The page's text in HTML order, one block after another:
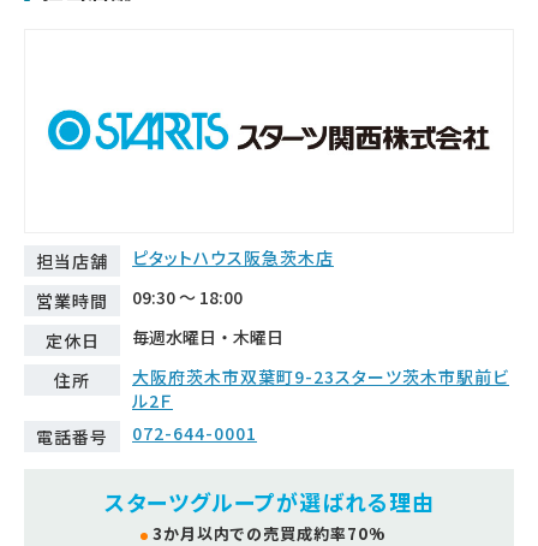
担当店舗
ピタットハウス阪急茨木店
営業時間
09:30 ～ 18:00
定休日
毎週水曜日・木曜日
住所
大阪府茨木市双葉町9-23スターツ茨木市駅前ビ
ル2Ｆ
電話番号
072-644-0001
スターツグループが選ばれる理由
3か月以内での売買成約率70%